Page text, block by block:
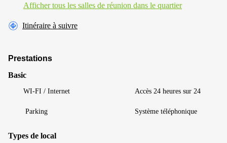
Afficher tous les salles de réunion dans le quartier
Itinéraire à suivre
Prestations
Basic
WI-FI / Internet Accès 24 heures sur 24
Parking Système téléphonique
Types de local